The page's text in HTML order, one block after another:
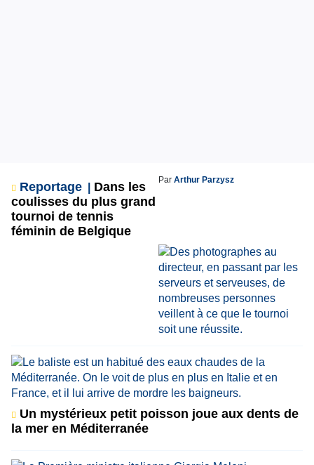
Reportage
Dans les
coulisses du plus grand
tournoi de tennis
féminin de Belgique
Par Arthur Parzysz
Un mystérieux petit poisson joue aux dents de
la mer en Méditerranée